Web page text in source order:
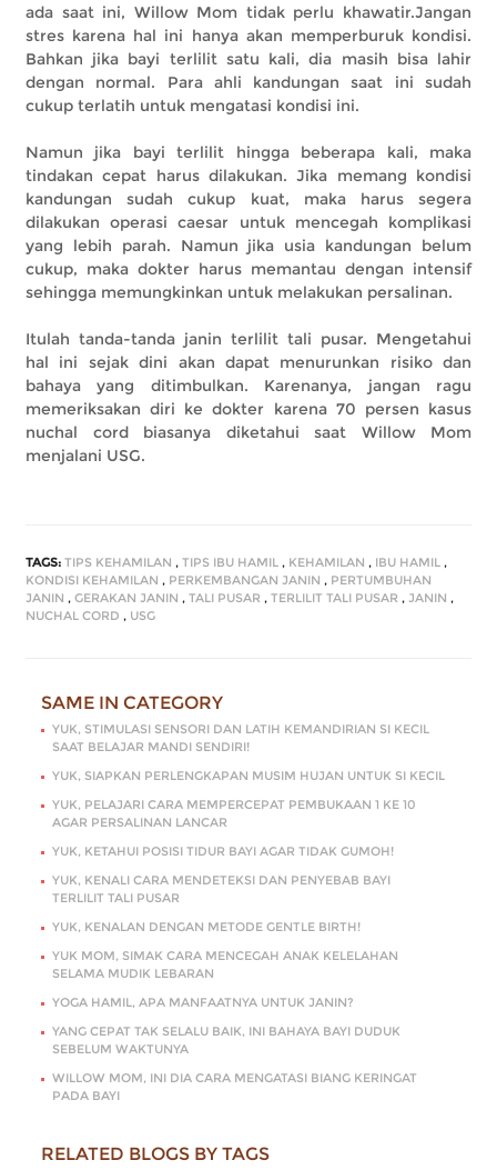
ada saat ini, Willow Mom tidak perlu khawatir.Jangan
stres karena hal ini hanya akan memperburuk kondisi.
Bahkan jika bayi terlilit satu kali, dia masih bisa lahir
dengan normal. Para ahli kandungan saat ini sudah
cukup terlatih untuk mengatasi kondisi ini.
Namun jika bayi terlilit hingga beberapa kali, maka
tindakan cepat harus dilakukan. Jika memang kondisi
kandungan sudah cukup kuat, maka harus segera
dilakukan operasi caesar untuk mencegah komplikasi
yang lebih parah. Namun jika usia kandungan belum
cukup, maka dokter harus memantau dengan intensif
sehingga memungkinkan untuk melakukan persalinan.
Itulah tanda-tanda janin terlilit tali pusar. Mengetahui
hal ini sejak dini akan dapat menurunkan risiko dan
bahaya yang ditimbulkan. Karenanya, jangan ragu
memeriksakan diri ke dokter karena 70 persen kasus
nuchal cord biasanya diketahui saat Willow Mom
menjalani USG.
TAGS: TIPS KEHAMILAN , TIPS IBU HAMIL , KEHAMILAN , IBU HAMIL ,
KONDISI KEHAMILAN , PERKEMBANGAN JANIN , PERTUMBUHAN
JANIN , GERAKAN JANIN , TALI PUSAR , TERLILIT TALI PUSAR , JANIN ,
NUCHAL CORD , USG
SAME IN CATEGORY
YUK, STIMULASI SENSORI DAN LATIH KEMANDIRIAN SI KECIL
SAAT BELAJAR MANDI SENDIRI!
YUK, SIAPKAN PERLENGKAPAN MUSIM HUJAN UNTUK SI KECIL
YUK, PELAJARI CARA MEMPERCEPAT PEMBUKAAN 1 KE 10
AGAR PERSALINAN LANCAR
YUK, KETAHUI POSISI TIDUR BAYI AGAR TIDAK GUMOH!
YUK, KENALI CARA MENDETEKSI DAN PENYEBAB BAYI
TERLILIT TALI PUSAR
YUK, KENALAN DENGAN METODE GENTLE BIRTH!
YUK MOM, SIMAK CARA MENCEGAH ANAK KELELAHAN
SELAMA MUDIK LEBARAN
YOGA HAMIL, APA MANFAATNYA UNTUK JANIN?
YANG CEPAT TAK SELALU BAIK, INI BAHAYA BAYI DUDUK
SEBELUM WAKTUNYA
WILLOW MOM, INI DIA CARA MENGATASI BIANG KERINGAT
PADA BAYI
RELATED BLOGS BY TAGS